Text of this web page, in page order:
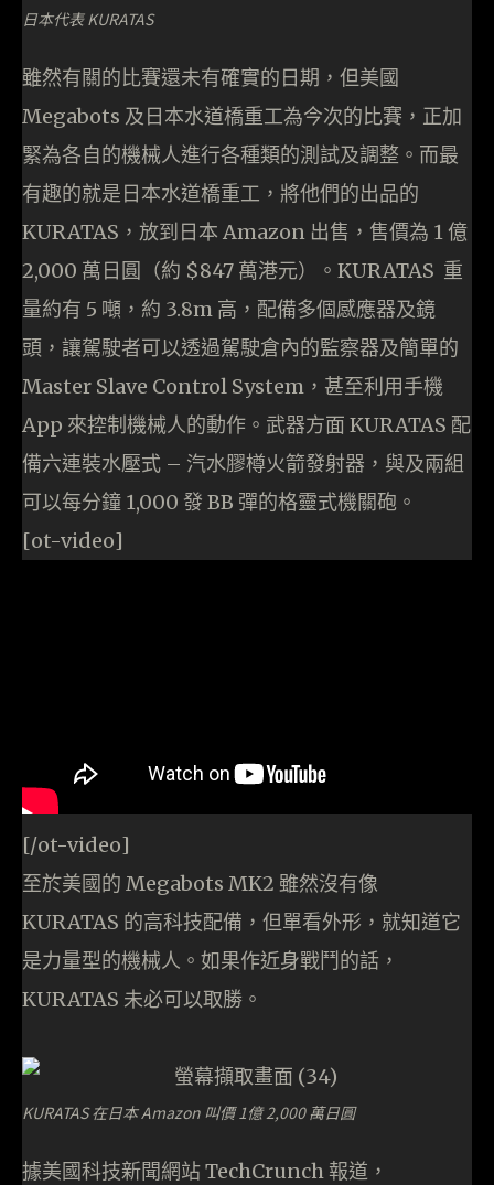
日本代表 KURATAS
雖然有關的比賽還未有確實的日期，但美國
Megabots 及日本水道橋重工為今次的比賽，正加
緊為各自的機械人進行各種類的測試及調整。而最
有趣的就是日本水道橋重工，將他們的出品的
KURATAS，放到日本 Amazon 出售，售價為 1 億
2,000 萬日圓（約 $847 萬港元）。KURATAS 重
量約有 5 噸，約 3.8m 高，配備多個感應器及鏡
頭，讓駕駛者可以透過駕駛倉內的監察器及簡單的
Master Slave Control System，甚至利用手機
App 來控制機械人的動作。武器方面 KURATAS 配
備六連裝水壓式 – 汽水膠樽火箭發射器，與及兩組
可以每分鐘 1,000 發 BB 彈的格靈式機關砲。
[ot-video]
[/ot-video]
至於美國的 Megabots MK2 雖然沒有像
KURATAS 的高科技配備，但單看外形，就知道它
是力量型的機械人。如果作近身戰鬥的話，
KURATAS 未必可以取勝。
KURATAS 在日本 Amazon 叫價 1億 2,000 萬日圓
據美國科技新聞網站 TechCrunch 報道，